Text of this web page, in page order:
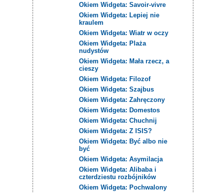
Okiem Widgeta: Savoir-vivre
Okiem Widgeta: Lepiej nie
kraulem
Okiem Widgeta: Wiatr w oczy
Okiem Widgeta: Plaża
nudystów
Okiem Widgeta: Mała rzecz, a
cieszy
Okiem Widgeta: Filozof
Okiem Widgeta: Szajbus
Okiem Widgeta: Zahręczony
Okiem Widgeta: Domestos
Okiem Widgeta: Chuchnij
Okiem Widgeta: Z ISIS?
Okiem Widgeta: Być albo nie
być
Okiem Widgeta: Asymilacja
Okiem Widgeta: Alibaba i
czterdziestu rozbójników
Okiem Widgeta: Pochwalony